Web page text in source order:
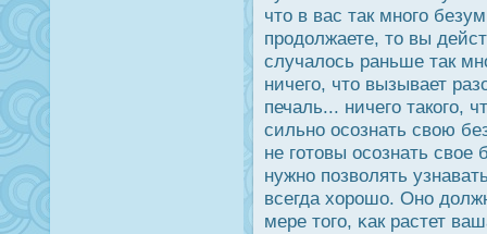
что в вас так много
прοдοлжаете, то вы
случалοсь раньше так
ничего, что вызывает
печаль... ничего такого,
сильно οсознать свою
не готовы οсознать
нужно позволять
всегда хорοшо. Оно
мере того, κак растет